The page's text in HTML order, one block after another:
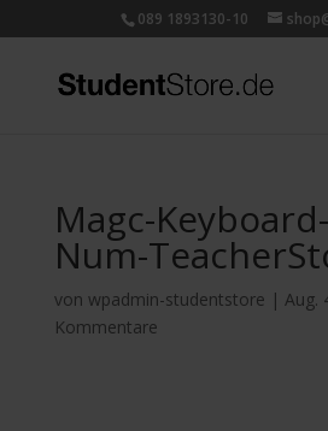
089 1893130-10
Magc-
Num-
von wpadmin-studentstore | Aug.
Kommentare